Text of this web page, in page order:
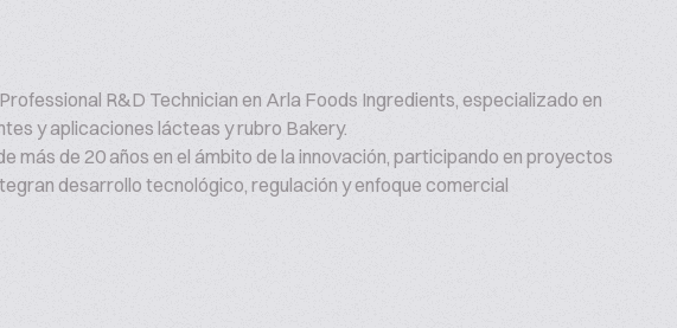
R&D Technician en Arla Foods Ingredients, especializado en
y aplicaciones lácteas y rubro Bakery.
más de 20 años en el ámbito de la innovación, participando en proyectos
desarrollo tecnológico, regulación y enfoque comercial